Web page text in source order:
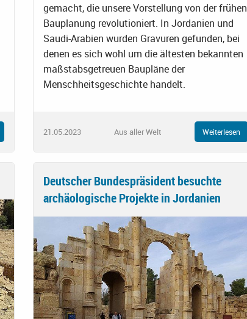
gemacht, die unsere Vorstellung von der frühen
Bauplanung revolutioniert. In Jordanien und
Saudi-Arabien wurden Gravuren gefunden, bei
denen es sich wohl um die ältesten bekannten
maßstabsgetreuen Baupläne der
Menschheitsgeschichte handelt.
21.05.2023 Aus aller Welt Weiterlesen
Deutscher Bundespräsident besuchte
archäologische Projekte in Jordanien